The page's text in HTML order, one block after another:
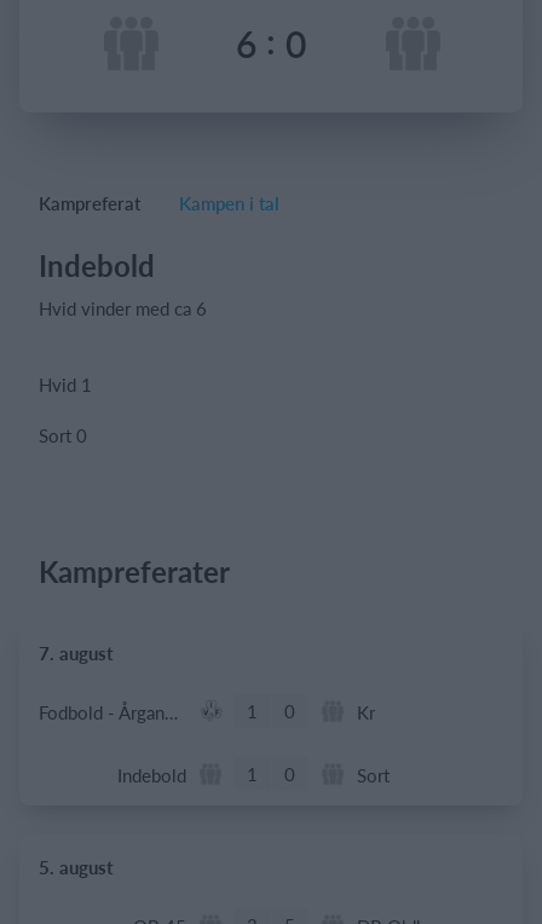
Log på
6 : 0
Kampreferat Kampen i tal
Indebold
Hvid vinder med ca 6
Hvid 1
Sort 0
Kampreferater
7. august
Fodbold - Årgang 2014 1 0 Kr
Indebold 1 0 Sort
5. august